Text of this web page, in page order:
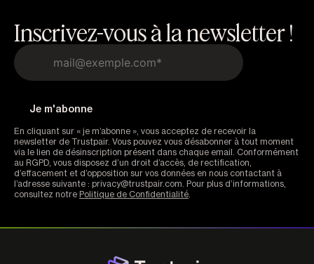
Inscrivez-vous à la newsletter !
En cliquant sur « je m’abonne », vous acceptez de recevoir la
newsletter de Trustpair. Vous pouvez vous désabonner à tout moment
via le lien de désinscription présent dans chaque email. Conformément
au RGPD, vous disposez d’un droit d’accès, de rectification,
d’effacement et d’opposition sur vos données en nous contactant à
l’adresse suivante : privacy@trustpair.com. Pour plus d’informations,
consultez notre Politique de Confidentialité